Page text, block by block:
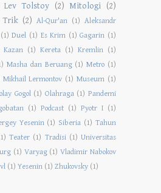
Lev Tolstoy (2) Mitologi (2)
Trik (2) Al-Qur'an (1) Aleksandr
(1) Duel (1) Es Krim (1) Gagarin (1)
Kazan (1) Kereta (1) Kremlin (1)
Masha dan Beruang (1) Metro (1)
Mikhail Lermontov (1) Museum (1)
Gogol (1) Olahraga (1) Pandemi
(1) Podcast (1) Pyotr I (1)
Yesenin (1) Siberia (1) Tahun
Teater (1) Tradisi (1) Universitas
(1) Varyag (1) Vladimir Nabokov
(1) Yesenin (1) Zhukovsky (1)